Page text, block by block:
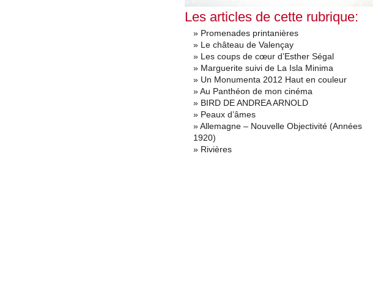
Les articles de cette rubrique:
» Promenades printanières
» Le château de Valençay
» Les coups de cœur d’Esther Ségal
» Marguerite suivi de La Isla Minima
» Un Monumenta 2012 Haut en couleur
» Au Panthéon de mon cinéma
» BIRD DE ANDREA ARNOLD
» Peaux d’âmes
» Allemagne – Nouvelle Objectivité (Années
1920)
» Rivières